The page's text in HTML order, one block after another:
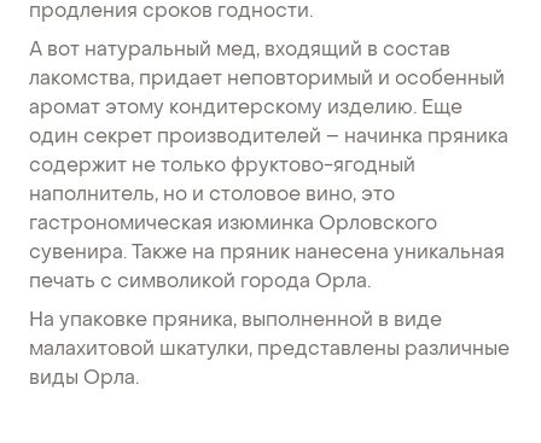
продления сроков годности.
А вот натуральный мед, входящий в состав
лакомства, придает неповторимый и особенный
аромат этому кондитерскому изделию. Еще
один секрет производителей – начинка пряника
содержит не только фруктово-ягодный
наполнитель, но и столовое вино, это
гастрономическая изюминка Орловского
сувенира. Также на пряник нанесена уникальная
печать с символикой города Орла.
На упаковке пряника, выполненной в виде
малахитовой шкатулки, представлены различные
виды Орла.